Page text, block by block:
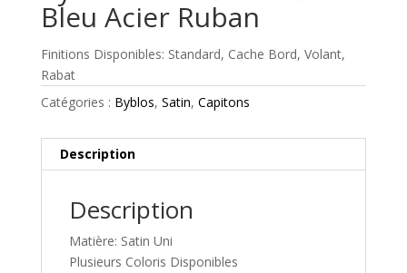
Bleu Acier Ruban
Finitions Disponibles: Standard, Cache Bord, Volant,
Rabat
Catégories : Byblos, Satin, Capitons
Description
Description
Matière: Satin Uni
Plusieurs Coloris Disponibles